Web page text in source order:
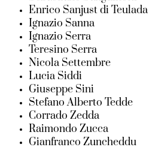
Enrico Sanjust di Teulada
Ignazio Sanna
Ignazio Serra
Teresino Serra
Nicola Settembre
Lucia Siddi
Giuseppe Sini
Stefano Alberto Tedde
Corrado Zedda
Raimondo Zucca
Gianfranco Zuncheddu